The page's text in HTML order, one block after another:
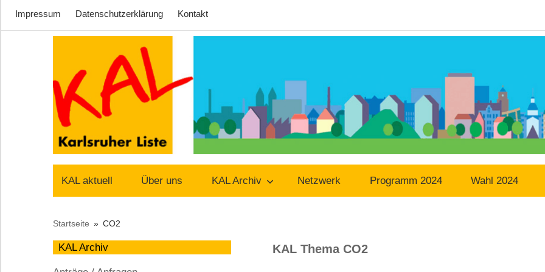
Impressum Datenschutzerklärung Kontakt
Zum
springen
Karlsruher
Liste
–
auf
KAL aktuell Über uns KAL Archiv Netzwerk Programm 2024 Wahl 2024
Startseite CO2
KAL Thema CO2
KAL Archiv